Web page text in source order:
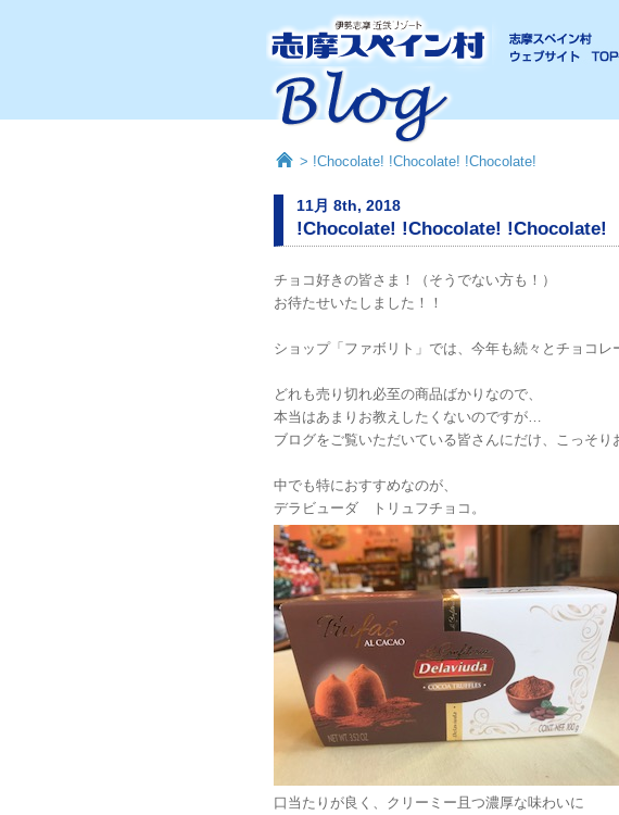
> !Chocolate! !Chocolate! !Chocolate!
11月 8th, 2018
!Chocolate! !Chocolate! !Chocolate!
チョコ好きの皆さま！（そうでない方も！）
お待たせいたしました！！
ショップ「ファボリト」では、今年も続々とチョコレ
どれも売り切れ必至の商品ばかりなので、
本当はあまりお教えしたくないのですが…
ブログをご覧いただいている皆さんにだけ、こっそ
中でも特におすすめなのが、
デラビューダ トリュフチョコ。
口当たりが良く、クリーミー且つ濃厚な味わいに